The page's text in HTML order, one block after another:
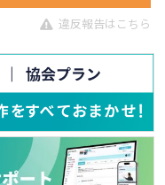
違反報告はこちら